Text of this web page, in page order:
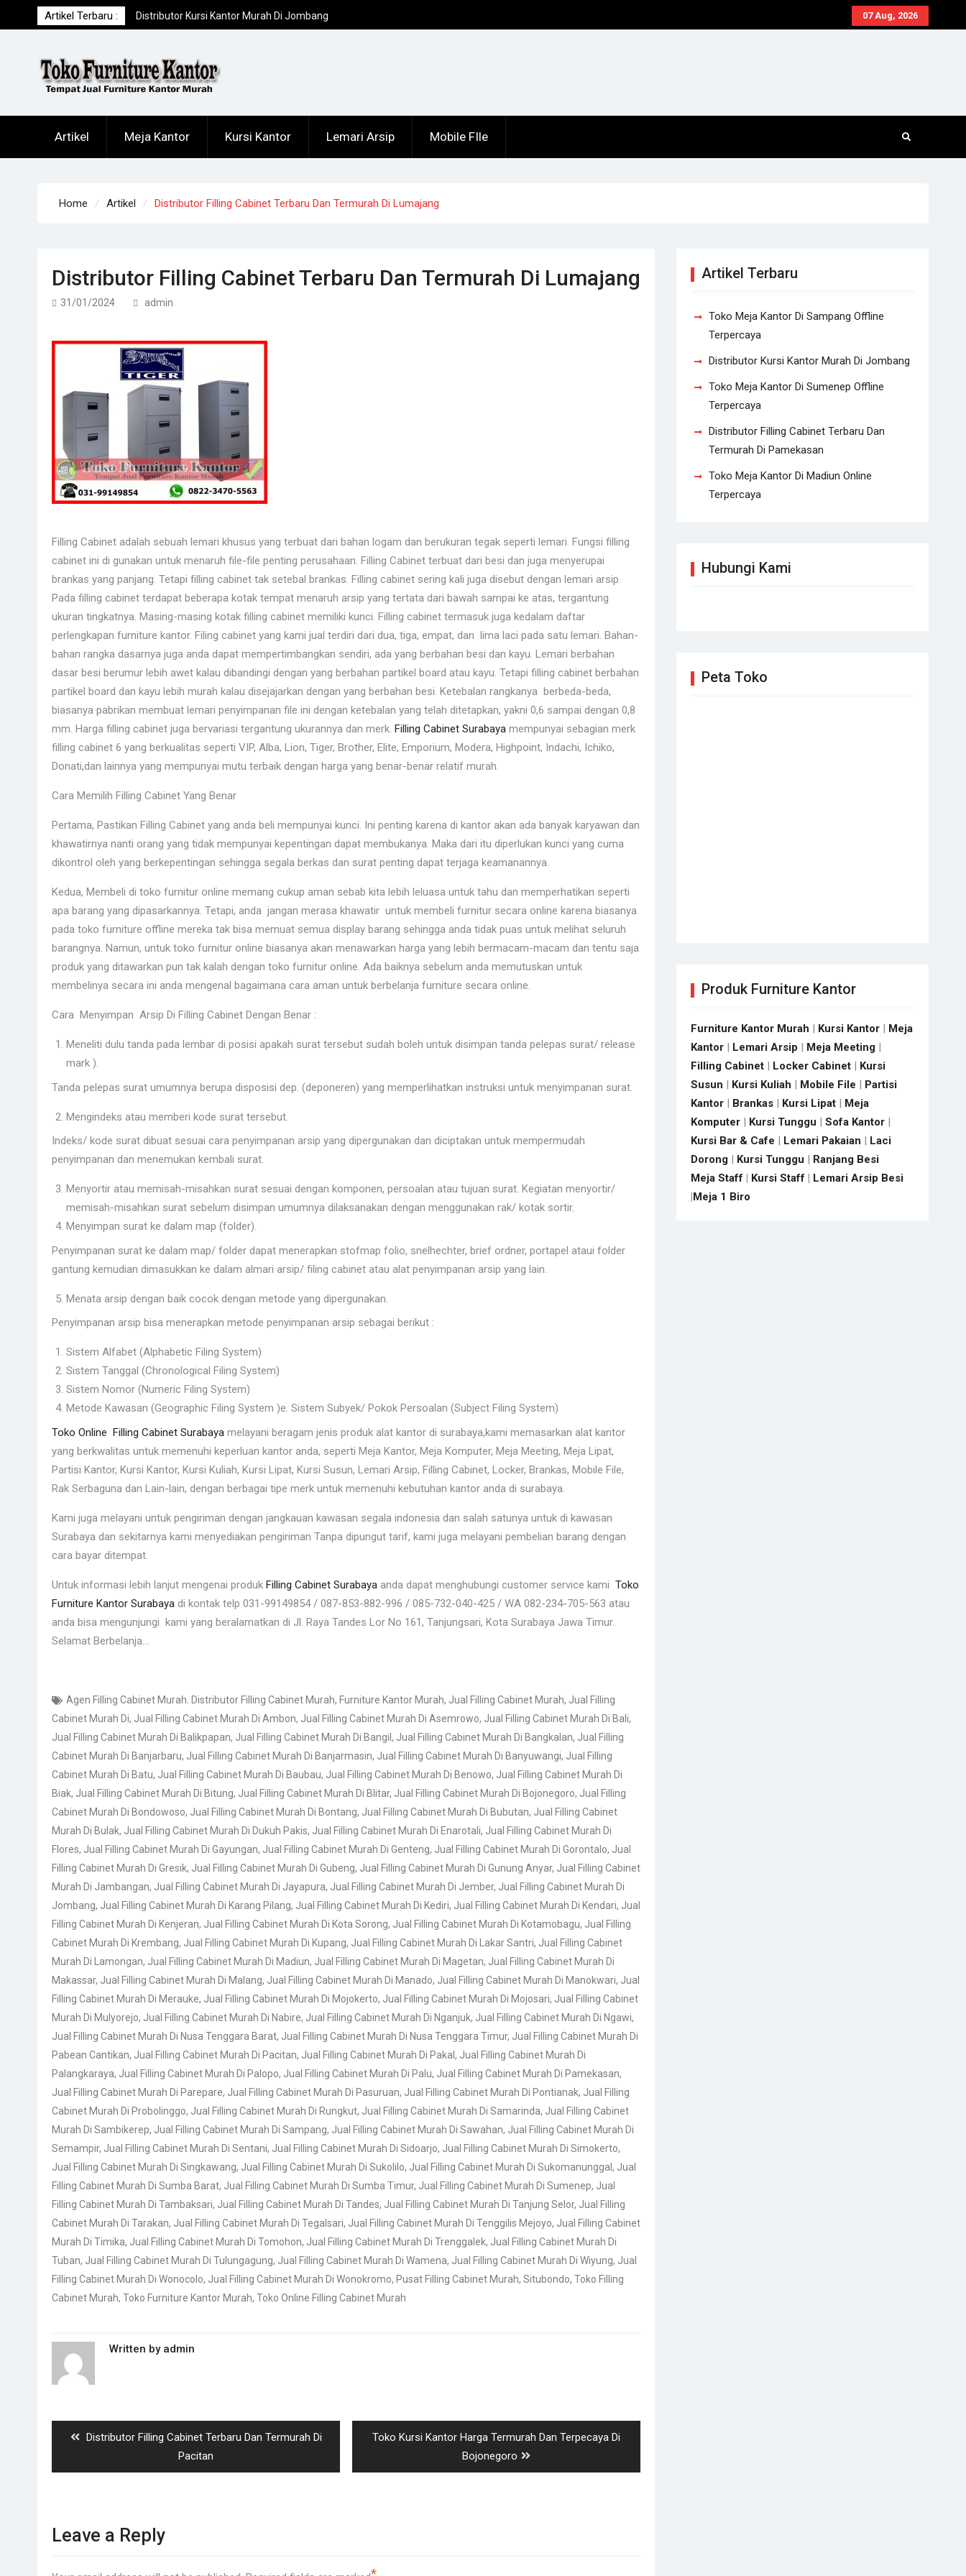
to
07 Aug, 2026
Artikel Terbaru :
Distributor Kursi Kantor Murah Di Jombang
Toko Meja Kantor Di Sumenep Offline
Toko Meja Kantor Di Sampang Offline
Terpercaya
Artikel Meja Kantor Kursi Kantor Lemari Arsip Mobile FIle
Home Artikel Distributor Filling Cabinet Terbaru Dan Termurah Di Lumajang
Distributor Filling Cabinet Terbaru Dan Termurah Di Lumajang
31/01/2024 admin
Filling Cabinet adalah sebuah lemari khusus yang terbuat dari bahan logam dan berukuran tegak seperti lemari. Fungsi filling
cabinet ini di gunakan untuk menaruh file-file penting perusahaan. Filling Cabinet terbuat dari besi dan juga menyerupai
brankas yang panjang. Tetapi filling cabinet tak setebal brankas. Filling cabinet sering kali juga disebut dengan lemari arsip.
Pada filling cabinet terdapat beberapa kotak tempat menaruh arsip yang tertata dari bawah sampai ke atas, tergantung
ukuran tingkatnya. Masing-masing kotak filling cabinet memiliki kunci. Filling cabinet termasuk juga kedalam daftar
perlengkapan furniture kantor. Filing cabinet yang kami jual terdiri dari dua, tiga, empat, dan lima laci pada satu lemari. Bahan-
bahan rangka dasarnya juga anda dapat mempertimbangkan sendiri, ada yang berbahan besi dan kayu. Lemari berbahan
dasar besi berumur lebih awet kalau dibandingi dengan yang berbahan partikel board atau kayu. Tetapi filling cabinet berbahan
partikel board dan kayu lebih murah kalau disejajarkan dengan yang berbahan besi. Ketebalan rangkanya berbeda-beda,
biasanya pabrikan membuat lemari penyimpanan file ini dengan ketebalan yang telah ditetapkan, yakni 0,6 sampai dengan 0,8
mm. Harga filling cabinet juga bervariasi tergantung ukurannya dan merk. Filling Cabinet Surabaya mempunyai sebagian merk
filling cabinet 6 yang berkualitas seperti VIP, Alba, Lion, Tiger, Brother, Elite, Emporium, Modera, Highpoint, Indachi, Ichiko,
Donati,dan lainnya yang mempunyai mutu terbaik dengan harga yang benar-benar relatif murah.
Cara Memilih Filling Cabinet Yang Benar
Pertama, Pastikan Filling Cabinet yang anda beli mempunyai kunci. Ini penting karena di kantor akan ada banyak karyawan dan
khawatirnya nanti orang yang tidak mempunyai kepentingan dapat membukanya. Maka dari itu diperlukan kunci yang cuma
dikontrol oleh yang berkepentingan sehingga segala berkas dan surat penting dapat terjaga keamanannya.
Kedua, Membeli di toko furnitur online memang cukup aman sebab kita lebih leluasa untuk tahu dan memperhatikan seperti
apa barang yang dipasarkannya. Tetapi, anda jangan merasa khawatir untuk membeli furnitur secara online karena biasanya
pada toko furniture offline mereka tak bisa memuat semua display barang sehingga anda tidak puas untuk melihat seluruh
barangnya. Namun, untuk toko furnitur online biasanya akan menawarkan harga yang lebih bermacam-macam dan tentu saja
produk yang ditawarkan pun tak kalah dengan toko furnitur online. Ada baiknya sebelum anda memutuskan untuk
membelinya secara ini anda mengenal bagaimana cara aman untuk berbelanja furniture secara online.
Cara Menyimpan Arsip Di Filling Cabinet Dengan Benar :
Meneliti dulu tanda pada lembar di posisi apakah surat tersebut sudah boleh untuk disimpan tanda pelepas surat/ release
mark ).
Tanda pelepas surat umumnya berupa disposisi dep. (deponeren) yang memperlihatkan instruksi untuk menyimpanan surat.
Mengindeks atau memberi kode surat tersebut.
Indeks/ kode surat dibuat sesuai cara penyimpanan arsip yang dipergunakan dan diciptakan untuk mempermudah
penyimpanan dan menemukan kembali surat.
Menyortir atau memisah-misahkan surat sesuai dengan komponen, persoalan atau tujuan surat. Kegiatan menyortir/
memisah-misahkan surat sebelum disimpan umumnya dilaksanakan dengan menggunakan rak/ kotak sortir.
Menyimpan surat ke dalam map (folder).
Penyimpanan surat ke dalam map/ folder dapat menerapkan stofmap folio, snelhechter, brief ordner, portapel ataui folder
gantung kemudian dimasukkan ke dalam almari arsip/ filing cabinet atau alat penyimpanan arsip yang lain.
Menata arsip dengan baik cocok dengan metode yang dipergunakan.
Penyimpanan arsip bisa menerapkan metode penyimpanan arsip sebagai berikut :
Sistem Alfabet (Alphabetic Filing System)
Sistem Tanggal (Chronological Filing System)
Sistem Nomor (Numeric Filing System)
Metode Kawasan (Geographic Filing System )e. Sistem Subyek/ Pokok Persoalan (Subject Filing System)
Toko Online Filling Cabinet Surabaya melayani beragam jenis produk alat kantor di surabaya,kami memasarkan alat kantor
yang berkwalitas untuk memenuhi keperluan kantor anda, seperti Meja Kantor, Meja Komputer, Meja Meeting, Meja Lipat,
Partisi Kantor, Kursi Kantor, Kursi Kuliah, Kursi Lipat, Kursi Susun, Lemari Arsip, Filling Cabinet, Locker, Brankas, Mobile File,
Rak Serbaguna dan Lain-lain, dengan berbagai tipe merk untuk memenuhi kebutuhan kantor anda di surabaya.
Kami juga melayani untuk pengiriman dengan jangkauan kawasan segala indonesia dan salah satunya untuk di kawasan
Surabaya dan sekitarnya kami menyediakan pengiriman Tanpa dipungut tarif, kami juga melayani pembelian barang dengan
cara bayar ditempat.
Untuk informasi lebih lanjut mengenai produk Filling Cabinet Surabaya anda dapat menghubungi customer service kami Toko
Furniture Kantor Surabaya di kontak telp 031-99149854 / 087-853-882-996 / 085-732-040-425 / WA 082-234-705-563 atau
anda bisa mengunjungi kami yang beralamatkan di Jl. Raya Tandes Lor No 161, Tanjungsari, Kota Surabaya Jawa Timur.
Selamat Berbelanja…
Agen Filling Cabinet Murah. Distributor Filling Cabinet Murah, Furniture Kantor Murah, Jual Filling Cabinet Murah, Jual Filling
Cabinet Murah Di, Jual Filling Cabinet Murah Di Ambon, Jual Filling Cabinet Murah Di Asemrowo, Jual Filling Cabinet Murah Di Bali,
Jual Filling Cabinet Murah Di Balikpapan, Jual Filling Cabinet Murah Di Bangil, Jual Filling Cabinet Murah Di Bangkalan, Jual Filling
Cabinet Murah Di Banjarbaru, Jual Filling Cabinet Murah Di Banjarmasin, Jual Filling Cabinet Murah Di Banyuwangi, Jual Filling
Cabinet Murah Di Batu, Jual Filling Cabinet Murah Di Baubau, Jual Filling Cabinet Murah Di Benowo, Jual Filling Cabinet Murah Di
Biak, Jual Filling Cabinet Murah Di Bitung, Jual Filling Cabinet Murah Di Blitar, Jual Filling Cabinet Murah Di Bojonegoro, Jual Filling
Cabinet Murah Di Bondowoso, Jual Filling Cabinet Murah Di Bontang, Jual Filling Cabinet Murah Di Bubutan, Jual Filling Cabinet
Murah Di Bulak, Jual Filling Cabinet Murah Di Dukuh Pakis, Jual Filling Cabinet Murah Di Enarotali, Jual Filling Cabinet Murah Di
Flores, Jual Filling Cabinet Murah Di Gayungan, Jual Filling Cabinet Murah Di Genteng, Jual Filling Cabinet Murah Di Gorontalo, Jual
Filling Cabinet Murah Di Gresik, Jual Filling Cabinet Murah Di Gubeng, Jual Filling Cabinet Murah Di Gunung Anyar, Jual Filling Cabinet
Murah Di Jambangan, Jual Filling Cabinet Murah Di Jayapura, Jual Filling Cabinet Murah Di Jember, Jual Filling Cabinet Murah Di
Jombang, Jual Filling Cabinet Murah Di Karang Pilang, Jual Filling Cabinet Murah Di Kediri, Jual Filling Cabinet Murah Di Kendari, Jual
Filling Cabinet Murah Di Kenjeran, Jual Filling Cabinet Murah Di Kota Sorong, Jual Filling Cabinet Murah Di Kotamobagu, Jual Filling
Cabinet Murah Di Krembang, Jual Filling Cabinet Murah Di Kupang, Jual Filling Cabinet Murah Di Lakar Santri, Jual Filling Cabinet
Murah Di Lamongan, Jual Filling Cabinet Murah Di Madiun, Jual Filling Cabinet Murah Di Magetan, Jual Filling Cabinet Murah Di
Makassar, Jual Filling Cabinet Murah Di Malang, Jual Filling Cabinet Murah Di Manado, Jual Filling Cabinet Murah Di Manokwari, Jual
Filling Cabinet Murah Di Merauke, Jual Filling Cabinet Murah Di Mojokerto, Jual Filling Cabinet Murah Di Mojosari, Jual Filling Cabinet
Murah Di Mulyorejo, Jual Filling Cabinet Murah Di Nabire, Jual Filling Cabinet Murah Di Nganjuk, Jual Filling Cabinet Murah Di Ngawi,
Jual Filling Cabinet Murah Di Nusa Tenggara Barat, Jual Filling Cabinet Murah Di Nusa Tenggara Timur, Jual Filling Cabinet Murah Di
Pabean Cantikan, Jual Filling Cabinet Murah Di Pacitan, Jual Filling Cabinet Murah Di Pakal, Jual Filling Cabinet Murah Di
Palangkaraya, Jual Filling Cabinet Murah Di Palopo, Jual Filling Cabinet Murah Di Palu, Jual Filling Cabinet Murah Di Pamekasan,
Jual Filling Cabinet Murah Di Parepare, Jual Filling Cabinet Murah Di Pasuruan, Jual Filling Cabinet Murah Di Pontianak, Jual Filling
Cabinet Murah Di Probolinggo, Jual Filling Cabinet Murah Di Rungkut, Jual Filling Cabinet Murah Di Samarinda, Jual Filling Cabinet
Murah Di Sambikerep, Jual Filling Cabinet Murah Di Sampang, Jual Filling Cabinet Murah Di Sawahan, Jual Filling Cabinet Murah Di
Semampir, Jual Filling Cabinet Murah Di Sentani, Jual Filling Cabinet Murah Di Sidoarjo, Jual Filling Cabinet Murah Di Simokerto,
Jual Filling Cabinet Murah Di Singkawang, Jual Filling Cabinet Murah Di Sukolilo, Jual Filling Cabinet Murah Di Sukomanunggal, Jual
Filling Cabinet Murah Di Sumba Barat, Jual Filling Cabinet Murah Di Sumba Timur, Jual Filling Cabinet Murah Di Sumenep, Jual
Filling Cabinet Murah Di Tambaksari, Jual Filling Cabinet Murah Di Tandes, Jual Filling Cabinet Murah Di Tanjung Selor, Jual Filling
Cabinet Murah Di Tarakan, Jual Filling Cabinet Murah Di Tegalsari, Jual Filling Cabinet Murah Di Tenggilis Mejoyo, Jual Filling Cabinet
Murah Di Timika, Jual Filling Cabinet Murah Di Tomohon, Jual Filling Cabinet Murah Di Trenggalek, Jual Filling Cabinet Murah Di
Tuban, Jual Filling Cabinet Murah Di Tulungagung, Jual Filling Cabinet Murah Di Wamena, Jual Filling Cabinet Murah Di Wiyung, Jual
Filling Cabinet Murah Di Wonocolo, Jual Filling Cabinet Murah Di Wonokromo, Pusat Filling Cabinet Murah, Situbondo, Toko Filling
Cabinet Murah, Toko Furniture Kantor Murah, Toko Online Filling Cabinet Murah
Written by admin
Previous
Distributor Filling Cabinet Terbaru Dan Termurah Di
Pacitan
Next
Toko Kursi Kantor Harga Termurah Dan Terpecaya Di
Bojonegoro
Leave a Reply
Artikel Terbaru
Toko Meja Kantor Di Sampang Offline
Terpercaya
Distributor Kursi Kantor Murah Di Jombang
Toko Meja Kantor Di Sumenep Offline
Terpercaya
Distributor Filling Cabinet Terbaru Dan
Termurah Di Pamekasan
Toko Meja Kantor Di Madiun Online
Terpercaya
Hubungi Kami
Peta Toko
Produk Furniture Kantor
Furniture Kantor Murah | Kursi Kantor | Meja
Kantor | Lemari Arsip | Meja Meeting |
Filling Cabinet | Locker Cabinet | Kursi
Susun | Kursi Kuliah | Mobile File | Partisi
Kantor | Brankas | Kursi Lipat | Meja
Komputer | Kursi Tunggu | Sofa Kantor |
Kursi Bar & Cafe | Lemari Pakaian | Laci
Dorong | Kursi Tunggu | Ranjang Besi
Meja Staff | Kursi Staff | Lemari Arsip Besi
|Meja 1 Biro